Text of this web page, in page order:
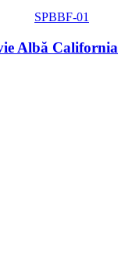
SPBBF-01
Albă California